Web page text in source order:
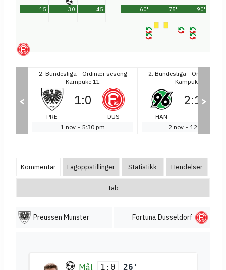
45'
15' 30' 90'
60' 75'
2. Bundesliga - Ordinær sesong
Kampuke 11
PRE
1:0
DUS
1 nov - 5:30 pm
2. Bundesliga - Ordinær
Kampuke 11
HAN
2:1
2 nov - 12:00 pm
< >
Kommentar Lagoppstillinger Statistikk Hendelser
Tab
Preussen Munster Fortuna Dusseldorf
Mål 1:0 26'